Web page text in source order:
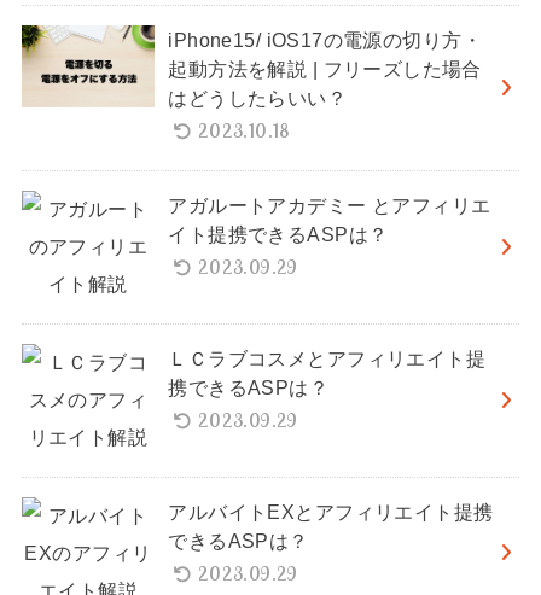
iPhone15/ iOS17の電源の切り方・
起動方法を解説 | フリーズした場合
はどうしたらいい？
2023.10.18
アガルートアカデミー とアフィリエ
イト提携できるASPは？
2023.09.29
ＬＣラブコスメとアフィリエイト提
携できるASPは？
2023.09.29
アルバイトEXとアフィリエイト提携
できるASPは？
2023.09.29